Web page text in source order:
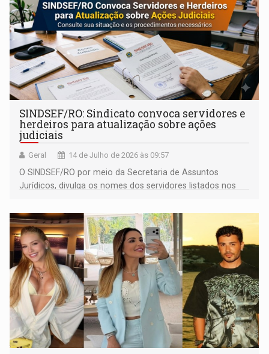
SINDSEF/RO: Sindicato convoca servidores e
herdeiros para atualização sobre ações
judiciais
Geral 14 de Julho de 2026 às 09:57
O SINDSEF/RO por meio da Secretaria de Assuntos
Jurídicos, divulga os nomes dos servidores listados nos
escritório Olympio Moraes Júnior & Advogados
Associados.